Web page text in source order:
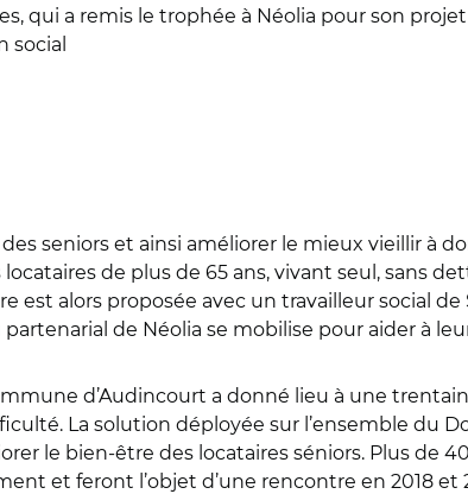
qui a remis le trophée à Néolia pour son
social
seniors et ainsi améliorer le mieux vieillir à
de plus de 65 ans, vivant seul, sans
est alors proposée avec un travailleur social
de Néolia se mobilise pour aider à
d’Audincourt a donné lieu à une
La solution déployée sur l’ensemble du
le bien-être des locataires séniors. Plus de
et feront l’objet d’une rencontre en 2018 et